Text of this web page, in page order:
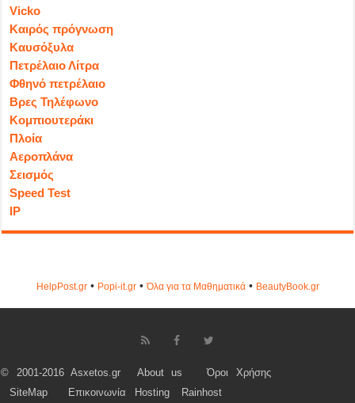
Vicko
Καιρός πρόγνωση
Καυσόξυλα
Πετρέλαιο Λίτρα
Φθηνό πετρέλαιο
Βρες Τηλέφωνο
Κομπιουτεράκι
Πλοία
Αεροπλάνα
Σεισμός
Speed Test
IP
HelpPost.gr• Popi-it.gr•Όλα για τα Μαθηματικά• ΒeautyΒook.gr
© 2001-2016 Asxetos.gr About us
Όροι Χρήσης
SiteMap
Επικοινωνία Hosting Rainhost